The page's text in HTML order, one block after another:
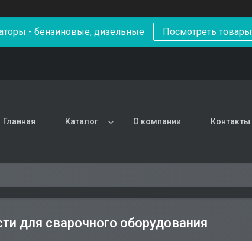
- бензиновые, дизельные Посмотреть товары
Главная Каталог О компании Контакты
для сварочного оборудования